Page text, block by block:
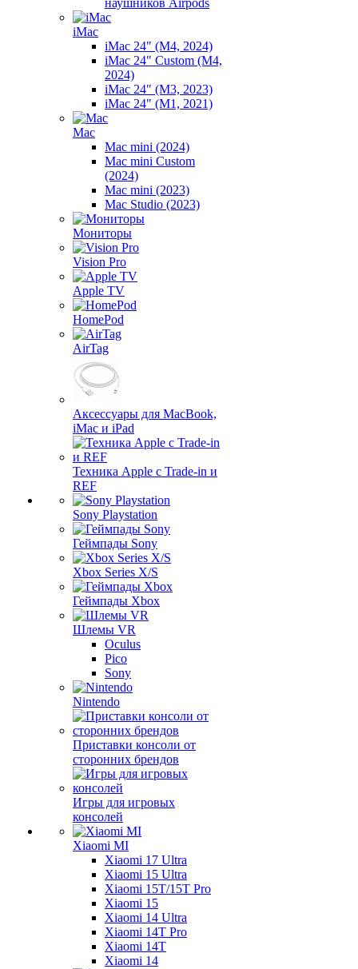
наушников Airpods
iMac
iMac 24" (M4, 2024)
iMac 24" Custom (M4,
2024)
iMac 24" (M3, 2023)
iMac 24" (M1, 2021)
Mac
Mac mini (2024)
Mac mini Custom
(2024)
Mac mini (2023)
Mac Studio (2023)
Мониторы
Vision Pro
Apple TV
HomePod
AirTag
Аксессуары для MacBook,
iMac и iPad
Техника Apple с Trade-in и
REF
Sony Playstation
Геймпады Sony
Xbox Series X/S
Геймпады Xbox
Шлемы VR
Oculus
Pico
Sony
Nintendo
Приставки консоли от
сторонних брендов
Игры для игровых
консолей
Xiaomi MI
Xiaomi 17 Ultra
Xiaomi 15 Ultra
Xiaomi 15T/15T Pro
Xiaomi 15
Xiaomi 14 Ultra
Xiaomi 14T Pro
Xiaomi 14T
Xiaomi 14